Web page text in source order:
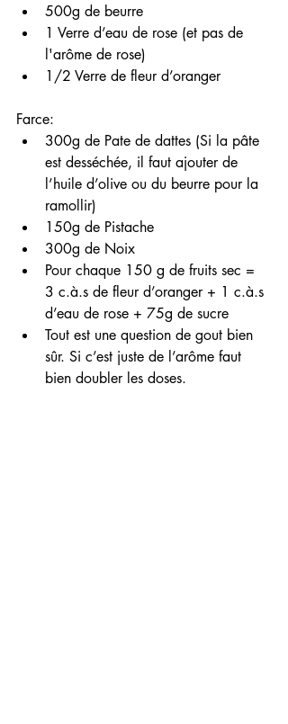
500g de beurre
1 Verre d’eau de rose (et pas de
l'arôme de rose)
1/2 Verre de fleur d’oranger
Farce:
300g de Pate de dattes (Si la pâte
est desséchée, il faut ajouter de
l’huile d’olive ou du beurre pour la
ramollir)
150g de Pistache
300g de Noix
Pour chaque 150 g de fruits sec =
3 c.à.s de fleur d’oranger + 1 c.à.s
d’eau de rose + 75g de sucre
Tout est une question de gout bien
sûr. Si c’est juste de l’arôme faut
bien doubler les doses.